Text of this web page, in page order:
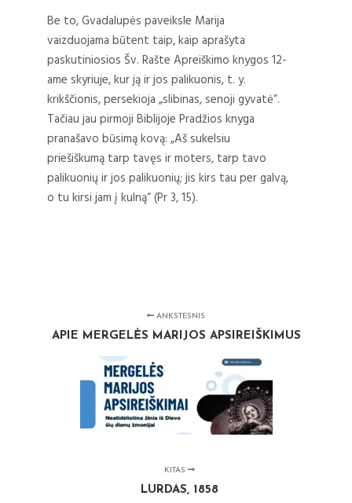
Be to, Gvadalupės paveiksle Marija
vaizduojama būtent taip, kaip aprašyta
paskutiniosios Šv. Rašte Apreiškimo knygos 12-
ame skyriuje, kur ją ir jos palikuonis, t. y.
krikščionis, persekioja „slibinas, senoji gyvatė“.
Tačiau jau pirmoji Biblijoje Pradžios knyga
pranašavo būsimą kovą: „Aš sukelsiu
priešiškumą tarp tavęs ir moters, tarp tavo
palikuonių ir jos palikuonių; jis kirs tau per galvą,
o tu kirsi jam į kulną“ (Pr 3, 15).
ANKSTESNIS
APIE MERGELĖS MARIJOS APSIREIŠKIMUS
KITAS
LURDAS, 1858